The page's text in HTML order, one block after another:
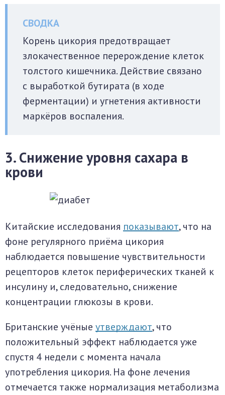
Корень цикория предотвращает
злокачественное перерождение клеток
толстого кишечника. Действие связано
с выработкой бутирата (в ходе
ферментации) и угнетения активности
маркёров воспаления.
3. Снижение уровня сахара в
крови
Китайские исследования показывают, что на
фоне регулярного приёма цикория
наблюдается повышение чувствительности
рецепторов клеток периферических тканей к
инсулину и, следовательно, снижение
концентрации глюкозы в крови.
Британские учёные утверждают, что
положительный эффект наблюдается уже
спустя 4 недели с момента начала
употребления цикория. На фоне лечения
отмечается также нормализация метаболизма